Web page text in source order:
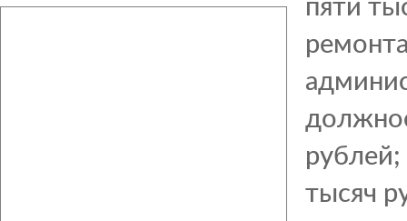
тысяч